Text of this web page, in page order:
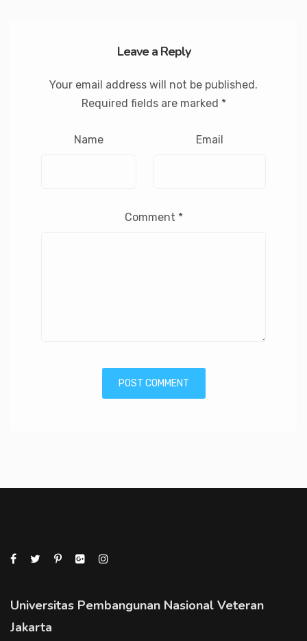
Leave a Reply
Your email address will not be published.
Required fields are marked *
Name Email
Comment *
Universitas Pembangunan Nasional Veteran
Jakarta